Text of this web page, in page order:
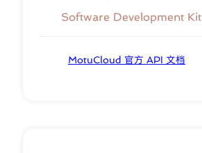
Software Development Kit
MotuCloud 官方 API 文档